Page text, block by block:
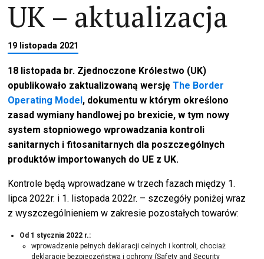
UK – aktualizacja
19 listopada 2021
18 listopada br. Zjednoczone Królestwo (UK)
opublikowało zaktualizowaną wersjęThe Border
Operating Model, dokumentu w którym określono
zasad wymiany handlowej po brexicie, w tym nowy
system stopniowego wprowadzania kontroli
sanitarnych i fitosanitarnych dla poszczególnych
produktów importowanych do UE z UK.
Kontrole będą wprowadzane w trzech fazach między 1.
lipca 2022r. i 1. listopada 2022r. – szczegóły poniżej wraz
z wyszczególnieniem w zakresie pozostałych towarów:
Od 1 stycznia 2022 r.:
wprowadzenie pełnych deklaracji celnych i kontroli, chociaż
deklaracje bezpieczeństwa i ochrony (Safety and Security